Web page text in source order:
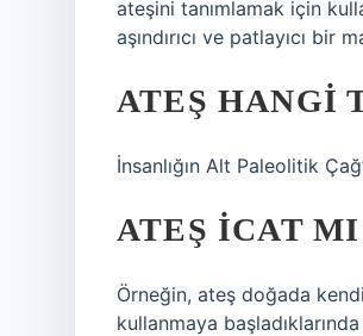
ateşini tanımlamak için
aşındırıcı ve patlayıcı bir
ATEŞ HANGI
İnsanlığın Alt Paleolitik
ATEŞ ICAT
Örneğin, ateş doğada
kullanmaya